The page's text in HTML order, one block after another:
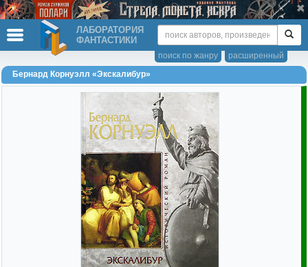
ЛАБОРАТОРИЯ
ФАНТАСТИКИ
расширенный
поиск по жанру
Бернард Корнуэлл «Экскалибур»